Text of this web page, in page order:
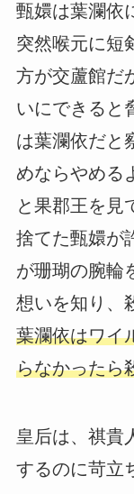
甄嬛は葉瀾依
突然喉元に短
方が交蘆館だ
いにできると
は葉瀾依だと
めならやめる
と果郡王を見
捨てた甄嬛が
が珊瑚の腕輪
想いを知り、
葉瀾依はワイ
らなかったら
皇后は、祺貴
するのに苛立